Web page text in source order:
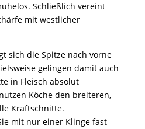
Schließlich vereint
mit westlicher
sich die Spitze nach vorne
gelingen damit auch
in Fleisch absolut
Köche den breiteren,
Kraftschnitte.
mit nur einer Klinge fast